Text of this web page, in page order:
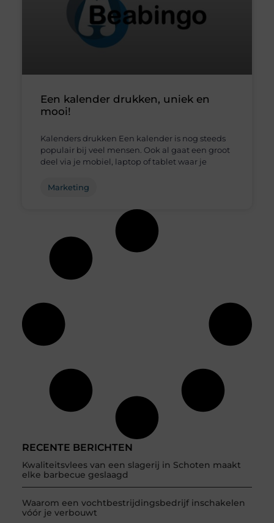
RECENTE BERICHTEN
Kwaliteitsvlees van een slagerij in Schoten maakt
elke barbecue geslaagd
Waarom een vochtbestrijdingsbedrijf inschakelen
vóór je verbouwt
Een kalender drukken, uniek en
mooi!
Kalenders drukken Een kalender is nog steeds
populair bij veel mensen. Ook al gaat een groot
deel via je mobiel, laptop of tablet waar je
Marketing